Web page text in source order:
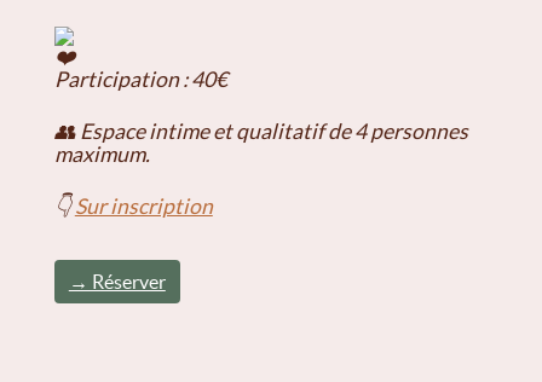
Participation : 40€
👥 Espace intime et qualitatif de 4 personnes
maximum.
👇Sur inscription
→ Réserver